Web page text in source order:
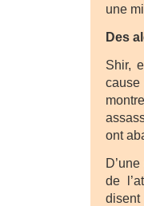
une
Des
Shir,
cause
ont
de